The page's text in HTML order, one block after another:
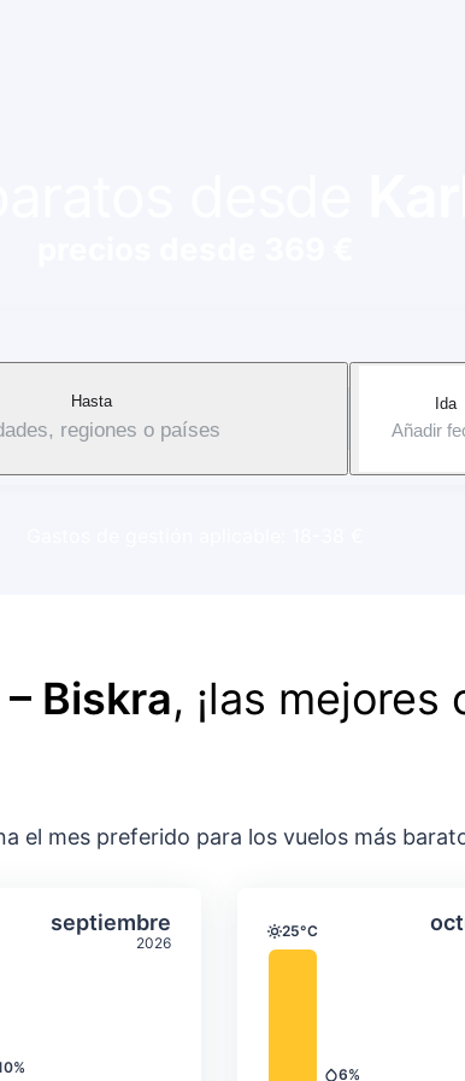
Hasta
regiones o países
Ida
Añadir
Biskra, ¡las mejores
el mes preferido para los vuelos más
mensual
septiembre
2026
y precipitación media
Seleccionar septiembreTemperatura
Temperatura
25°C
6%